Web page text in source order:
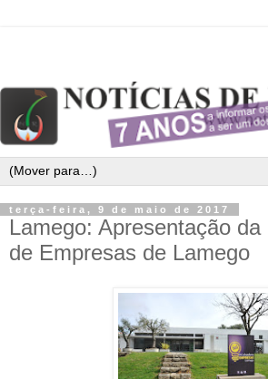
terça-feira, 9 de maio de 2017
Lamego: Apresentação
de Empresas de Lamego